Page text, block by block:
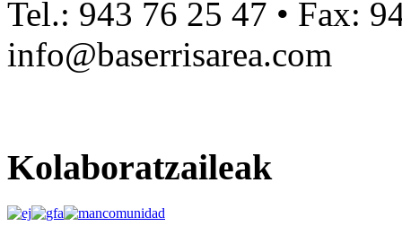
Tel.: 943 76 25 47 • Fax:
info@baserrisarea.com
Kolaboratzaileak